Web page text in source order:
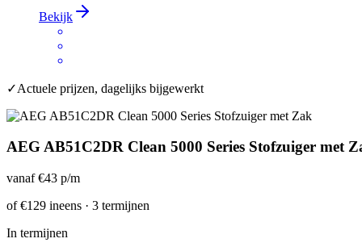
Bekijk
✓Actuele prijzen, dagelijks bijgewerkt
AEG AB51C2DR Clean 5000 Series Stofzuiger met
vanaf€43 p/m
of€129 ineens · 3 termijnen
In termijnen